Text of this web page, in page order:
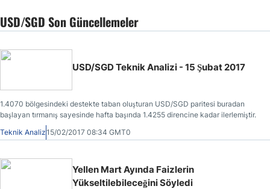
USD/SGD Son Güncellemeler
USD/SGD Teknik Analizi - 15 Şubat 2017
1.4070 bölgesindeki destekte taban oluşturan USD/SGD paritesi buradan
başlayan tırmanış sayesinde hafta başında 1.4255 direncine kadar ilerlemiştir.
Teknik Analiz15/02/2017 08:34 GMT0
Yellen Mart Ayında Faizlerin
Yükseltilebileceğini Söyledi